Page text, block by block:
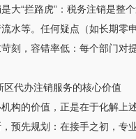
大“拦路虎”：税务注销是整
水等。任何疑点（如长期零
刻，容错率低：每个部门对
区代办注销服务的核心价值
构的价值，正是在于化解上
预先规划：在接手之初，专